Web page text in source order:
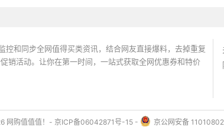
和同步全网值得买类资讯，结合网友直接爆料，去掉重复
销活动。让你在第一时间，一站式获取全网优惠券和特价
网购值值值！- 京ICP备06042871号-15 - 京公网安备